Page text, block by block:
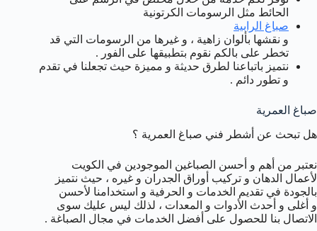
الحائط مثل الرسومات الكرتونية
صباغ الرابية
و نقشها بألوان زاهية ، و غيرها من الرسومات التي قد
تخطر على بالكم نقوم بتطبيقها على الفور .
نتميز باتباعنا لطرق حديثة و مميزة حيث تجعلنا في تقدم
و تطور دائم .
صباغ العمرية
هل تبحث عن أشطر فني صباغ العمرية ؟
نعتبر من أهم و أحسن الصباغين الموجودين في الكويت
لأعمال الدهان و تركيب أوراق الجدران و غيره ، حيث نتميز
بالجودة في تقديم الخدمات و الحرفية و استخدامنا لأحسن
و أغلى و أحدث الأدوات و المعدات ، لذلك ليس عليك سوى
الاتصال بنا للحصول على أفضل الخدمات في مجال الصباغة .